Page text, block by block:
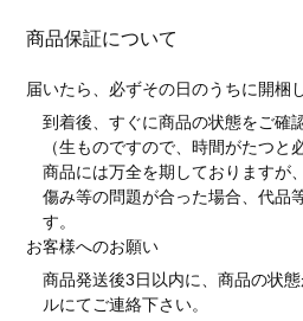
商品保証について
届いたら、必ずその日のうちに開梱
到着後、すぐに商品の状態をご確
（生ものですので、時間がたつと
商品には万全を期しておりますが
傷み等の問題が合った場合、代品
す。
お客様へのお願い
商品発送後3日以内に、商品の状
ルにてご連絡下さい。